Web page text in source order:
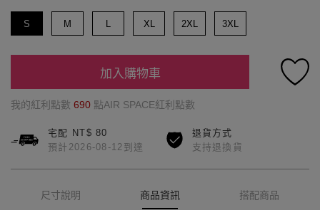
S M L XL 2XL 3XL
加入購物車
我的紅利點數 690 點AIR SPACE紅利點數
宅配 NT$ 80
預計2026-08-12到達
退貨方式
支持退換貨
尺寸說明 商品資訊 搭配商品